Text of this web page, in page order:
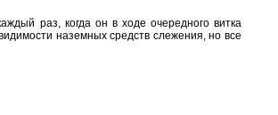
раз, когда он в ходе очередного витка
наземных средств слежения, но все